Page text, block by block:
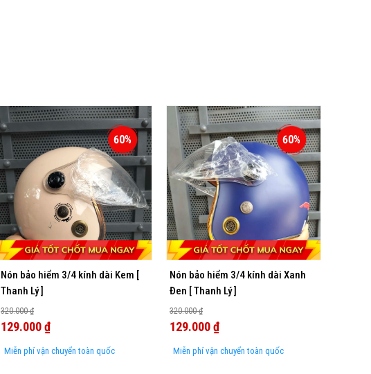
60%
Nón bảo hiểm 3/4 kính dài Kem [
Thanh Lý ]
320.000 ₫
129.000 ₫
Miễn phí vận chuyển toàn quốc
60%
Nón bảo hiểm 3/4 kính dài Xanh
Đen [ Thanh Lý ]
320.000 ₫
129.000 ₫
Miễn phí vận chuyển toàn quốc